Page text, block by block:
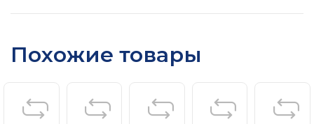
Похожие товары